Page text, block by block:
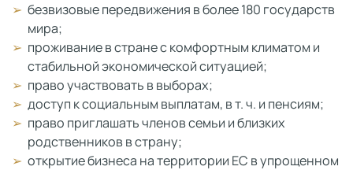
безвизовые передвижения в более 180 государств
мира;
проживание в стране с комфортным климатом и
стабильной экономической ситуацией;
право участвовать в выборах;
доступ к социальным выплатам, в т. ч. и пенсиям;
право приглашать членов семьи и близких
родственников в страну;
открытие бизнеса на территории ЕС в упрощенном